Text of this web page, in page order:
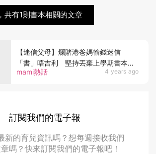
共有1則書本相關的文章
mami熱話 4 years ago
【迷信父母】爛賭港爸媽輸錢迷信
「書」唔吉利 堅持丟棄上學期書本惹
麻煩後果
訂閱我們的電子報
新的育兒資訊嗎？想每週接收我們
嗎？快來訂閱我們的電子報吧！